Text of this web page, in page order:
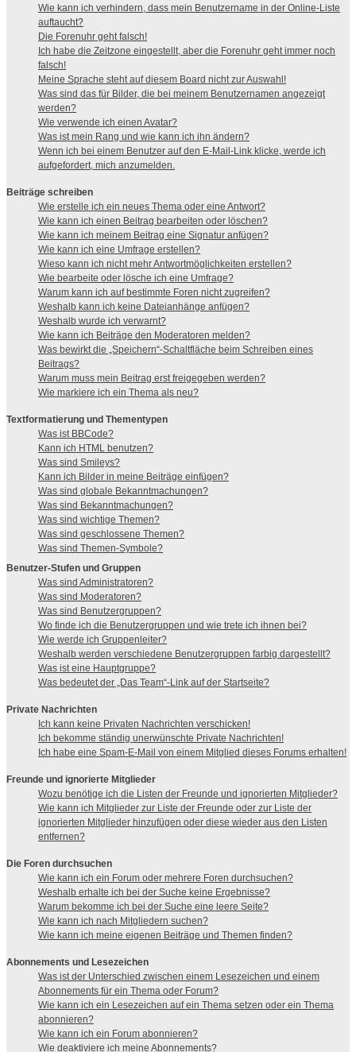
Wie kann ich verhindern, dass mein Benutzername in der Online-Liste
auftaucht?
Die Forenuhr geht falsch!
Ich habe die Zeitzone eingestellt, aber die Forenuhr geht immer noch
falsch!
Meine Sprache steht auf diesem Board nicht zur Auswahl!
Was sind das für Bilder, die bei meinem Benutzernamen angezeigt
werden?
Wie verwende ich einen Avatar?
Was ist mein Rang und wie kann ich ihn ändern?
Wenn ich bei einem Benutzer auf den E-Mail-Link klicke, werde ich
aufgefordert, mich anzumelden.
Beiträge schreiben
Wie erstelle ich ein neues Thema oder eine Antwort?
Wie kann ich einen Beitrag bearbeiten oder löschen?
Wie kann ich meinem Beitrag eine Signatur anfügen?
Wie kann ich eine Umfrage erstellen?
Wieso kann ich nicht mehr Antwortmöglichkeiten erstellen?
Wie bearbeite oder lösche ich eine Umfrage?
Warum kann ich auf bestimmte Foren nicht zugreifen?
Weshalb kann ich keine Dateianhänge anfügen?
Weshalb wurde ich verwarnt?
Wie kann ich Beiträge den Moderatoren melden?
Was bewirkt die „Speichern“-Schaltfläche beim Schreiben eines
Beitrags?
Warum muss mein Beitrag erst freigegeben werden?
Wie markiere ich ein Thema als neu?
Textformatierung und Thementypen
Was ist BBCode?
Kann ich HTML benutzen?
Was sind Smileys?
Kann ich Bilder in meine Beiträge einfügen?
Was sind globale Bekanntmachungen?
Was sind Bekanntmachungen?
Was sind wichtige Themen?
Was sind geschlossene Themen?
Was sind Themen-Symbole?
Benutzer-Stufen und Gruppen
Was sind Administratoren?
Was sind Moderatoren?
Was sind Benutzergruppen?
Wo finde ich die Benutzergruppen und wie trete ich ihnen bei?
Wie werde ich Gruppenleiter?
Weshalb werden verschiedene Benutzergruppen farbig dargestellt?
Was ist eine Hauptgruppe?
Was bedeutet der „Das Team“-Link auf der Startseite?
Private Nachrichten
Ich kann keine Privaten Nachrichten verschicken!
Ich bekomme ständig unerwünschte Private Nachrichten!
Ich habe eine Spam-E-Mail von einem Mitglied dieses Forums erhalten!
Freunde und ignorierte Mitglieder
Wozu benötige ich die Listen der Freunde und ignorierten Mitglieder?
Wie kann ich Mitglieder zur Liste der Freunde oder zur Liste der
ignorierten Mitglieder hinzufügen oder diese wieder aus den Listen
entfernen?
Die Foren durchsuchen
Wie kann ich ein Forum oder mehrere Foren durchsuchen?
Weshalb erhalte ich bei der Suche keine Ergebnisse?
Warum bekomme ich bei der Suche eine leere Seite?
Wie kann ich nach Mitgliedern suchen?
Wie kann ich meine eigenen Beiträge und Themen finden?
Abonnements und Lesezeichen
Was ist der Unterschied zwischen einem Lesezeichen und einem
Abonnements für ein Thema oder Forum?
Wie kann ich ein Lesezeichen auf ein Thema setzen oder ein Thema
abonnieren?
Wie kann ich ein Forum abonnieren?
Wie deaktiviere ich meine Abonnements?